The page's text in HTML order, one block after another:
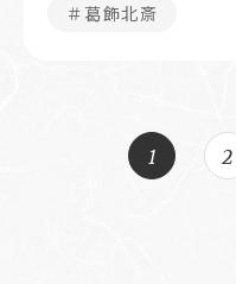
＃葛飾北斎
1 2